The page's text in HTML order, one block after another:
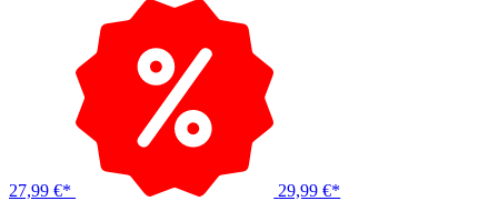
27,99 €* 29,99 €*